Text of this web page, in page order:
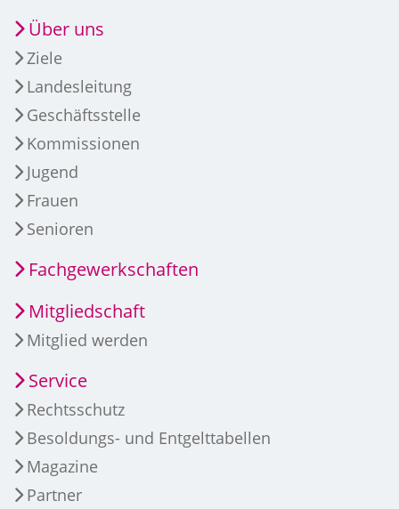
Über uns
Ziele
Landesleitung
Geschäftsstelle
Kommissionen
Jugend
Frauen
Senioren
Fachgewerkschaften
Mitgliedschaft
Mitglied werden
Service
Rechtsschutz
Besoldungs- und Entgelttabellen
Magazine
Partner